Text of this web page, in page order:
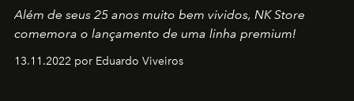
Além de seus 25 anos muito bem vividos, NK Store
comemora o lançamento de uma linha premium!
13.11.2022 por Eduardo Viveiros